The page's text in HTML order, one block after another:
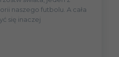
naszego futbolu. A cała
się inaczej